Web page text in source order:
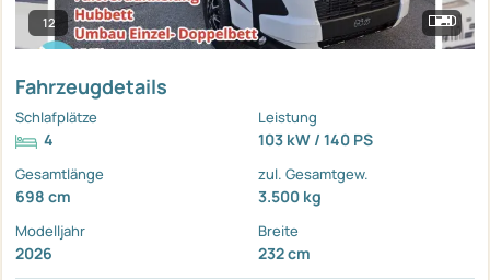
12
Fahrzeugdetails
Schlafplätze
4
Leistung
103 kW / 140 PS
Gesamtlänge
698 cm
zul. Gesamtgew.
3.500 kg
Modelljahr
2026
Breite
232 cm